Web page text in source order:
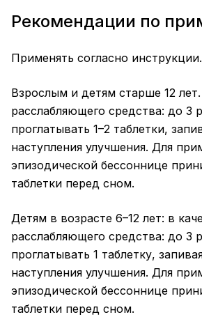
Рекомендации по
Применять согласно инструкции.
Взрослым и детям старше 12
расслабляющего средства: до 3
проглатывать 1–2 таблетки,
наступления улучшения. Для
эпизодической бессоннице
таблетки перед сном.
Детям в возрасте 6–12 лет: в
расслабляющего средства: до 3
проглатывать 1 таблетку,
наступления улучшения. Для
эпизодической бессоннице
таблетки перед сном.